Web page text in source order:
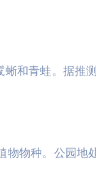
和青蛙。据
物物种。公园